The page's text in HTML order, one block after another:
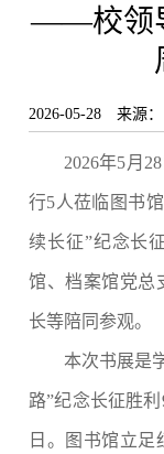
——校领
2026-05-28 来源：
2026年5月
行5人莅临图书
续长征”纪念长
馆、档案馆党总
长等陪同参观。
本次书展是
路”纪念长征胜
日。图书馆立